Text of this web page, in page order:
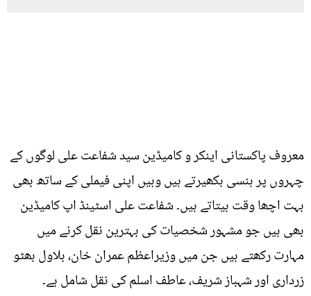
معروف پاکستانی اینکر و کامیڈین سید شفاعت علی لوگوں کے
چہروں پر ہنسی بکھیرتے ہیں وہیں اپنی فیملی کے ساتھ بھی
بہت اچھا وقت بیتاتے ہیں۔ شفاعت علی اسٹینڈ اپ کامیڈین
بھی ہیں جو مشہور شخصیات کی بہترین نقل کرنے میں
مہارت رکھتے ہیں جن میں وزیراعظم عمران خان، بلاول بھٹو
زرداری اور شہباز شریف، عاطف اسلم کی نقل شامل ہے۔